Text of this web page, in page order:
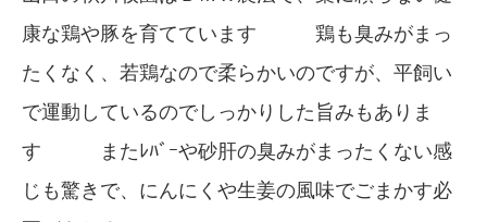
康な鶏や豚を育てています 鶏も臭みがまっ
たくなく、若鶏なので柔らかいのですが、平飼い
で運動しているのでしっかりした旨みもありま
す またﾚﾊﾞｰや砂肝の臭みがまったくない感
じも驚きで、にんにくや生姜の風味でごまかす必